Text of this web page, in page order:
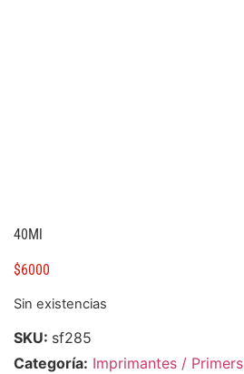
40Ml
$6000
Sin existencias
SKU: sf285
Categoría: Imprimantes / Primers